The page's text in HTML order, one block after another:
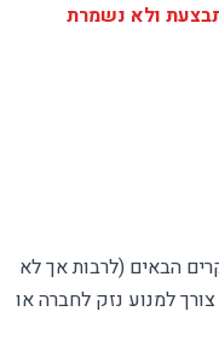
ולא נשמרת
הבאים (לרבות אך לא
למנוע נזק לחברה או